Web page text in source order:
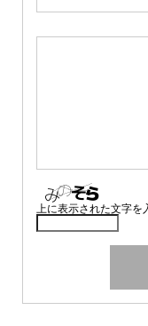
上に表示された文字を